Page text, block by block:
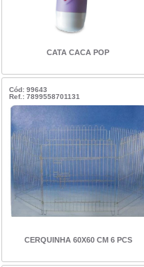
CATA CACA POP
Cód: 99643
Ref.: 7899558701131
CERQUINHA 60X60 CM 6 PCS